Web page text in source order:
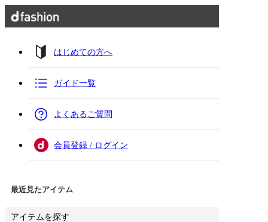
はじめての方へ
ガイド一覧
よくあるご質問
会員登録 / ログイン
最近見たアイテム
アイテムを探す